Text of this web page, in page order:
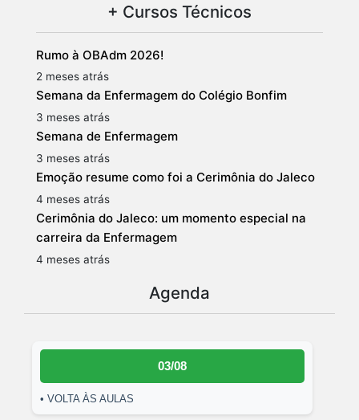
+ Cursos Técnicos
Rumo à OBAdm 2026!
2 meses atrás
Semana da Enfermagem do Colégio Bonfim
3 meses atrás
Semana de Enfermagem
3 meses atrás
Emoção resume como foi a Cerimônia do Jaleco
4 meses atrás
Cerimônia do Jaleco: um momento especial na
carreira da Enfermagem
4 meses atrás
Agenda
03/08
• VOLTA ÀS AULAS